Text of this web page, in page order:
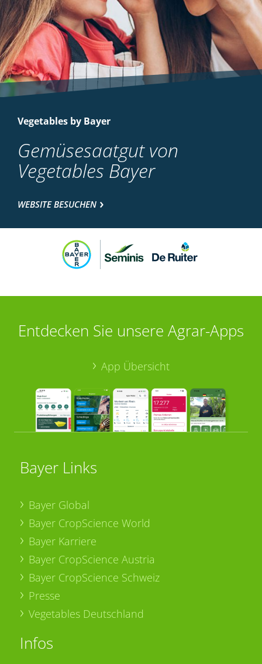
Vegetables by Bayer
Gemüsesaatgut von
Vegetables Bayer
WEBSITE BESUCHEN
Entdecken Sie unsere Agrar-Apps
App Übersicht
Bayer Links
Bayer Global
Bayer CropScience World
Bayer Karriere
Bayer CropScience Austria
Bayer CropScience Schweiz
Presse
Vegetables Deutschland
Infos